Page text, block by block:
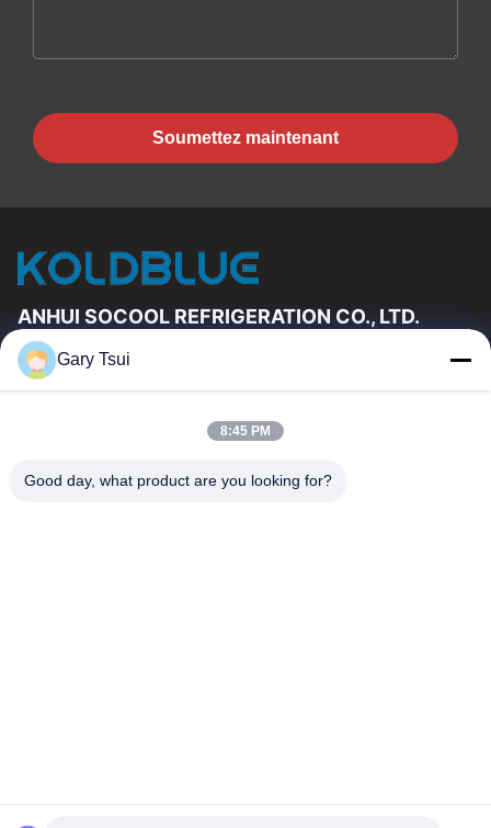
Soumettez maintenant
ANHUI SOCOOL REFRIGERATION CO., LTD.
Liens Rapides
Au Sujet De Nous
Visite D'usine
Contrôle De Qualité
Gary Tsui
8:45 PM
Good day, what product are you looking for?